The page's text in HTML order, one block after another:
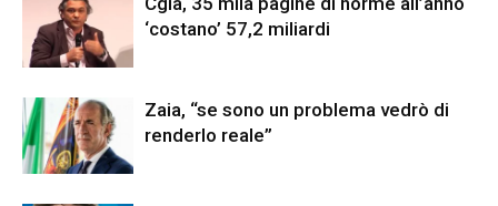
‘costano’ 57,2 miliardi
Zaia, “se sono un problema vedrò di
renderlo reale”